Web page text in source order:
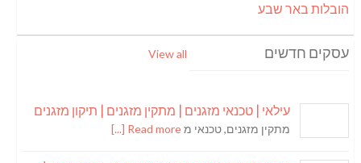
הובלות באר שבע
עסקים חדשים View all
עילאי | טכנאי מזגנים | מתקין מזגנים | תיקון מזגנים
מתקין מזגנים, טכנאי מRead more [...]